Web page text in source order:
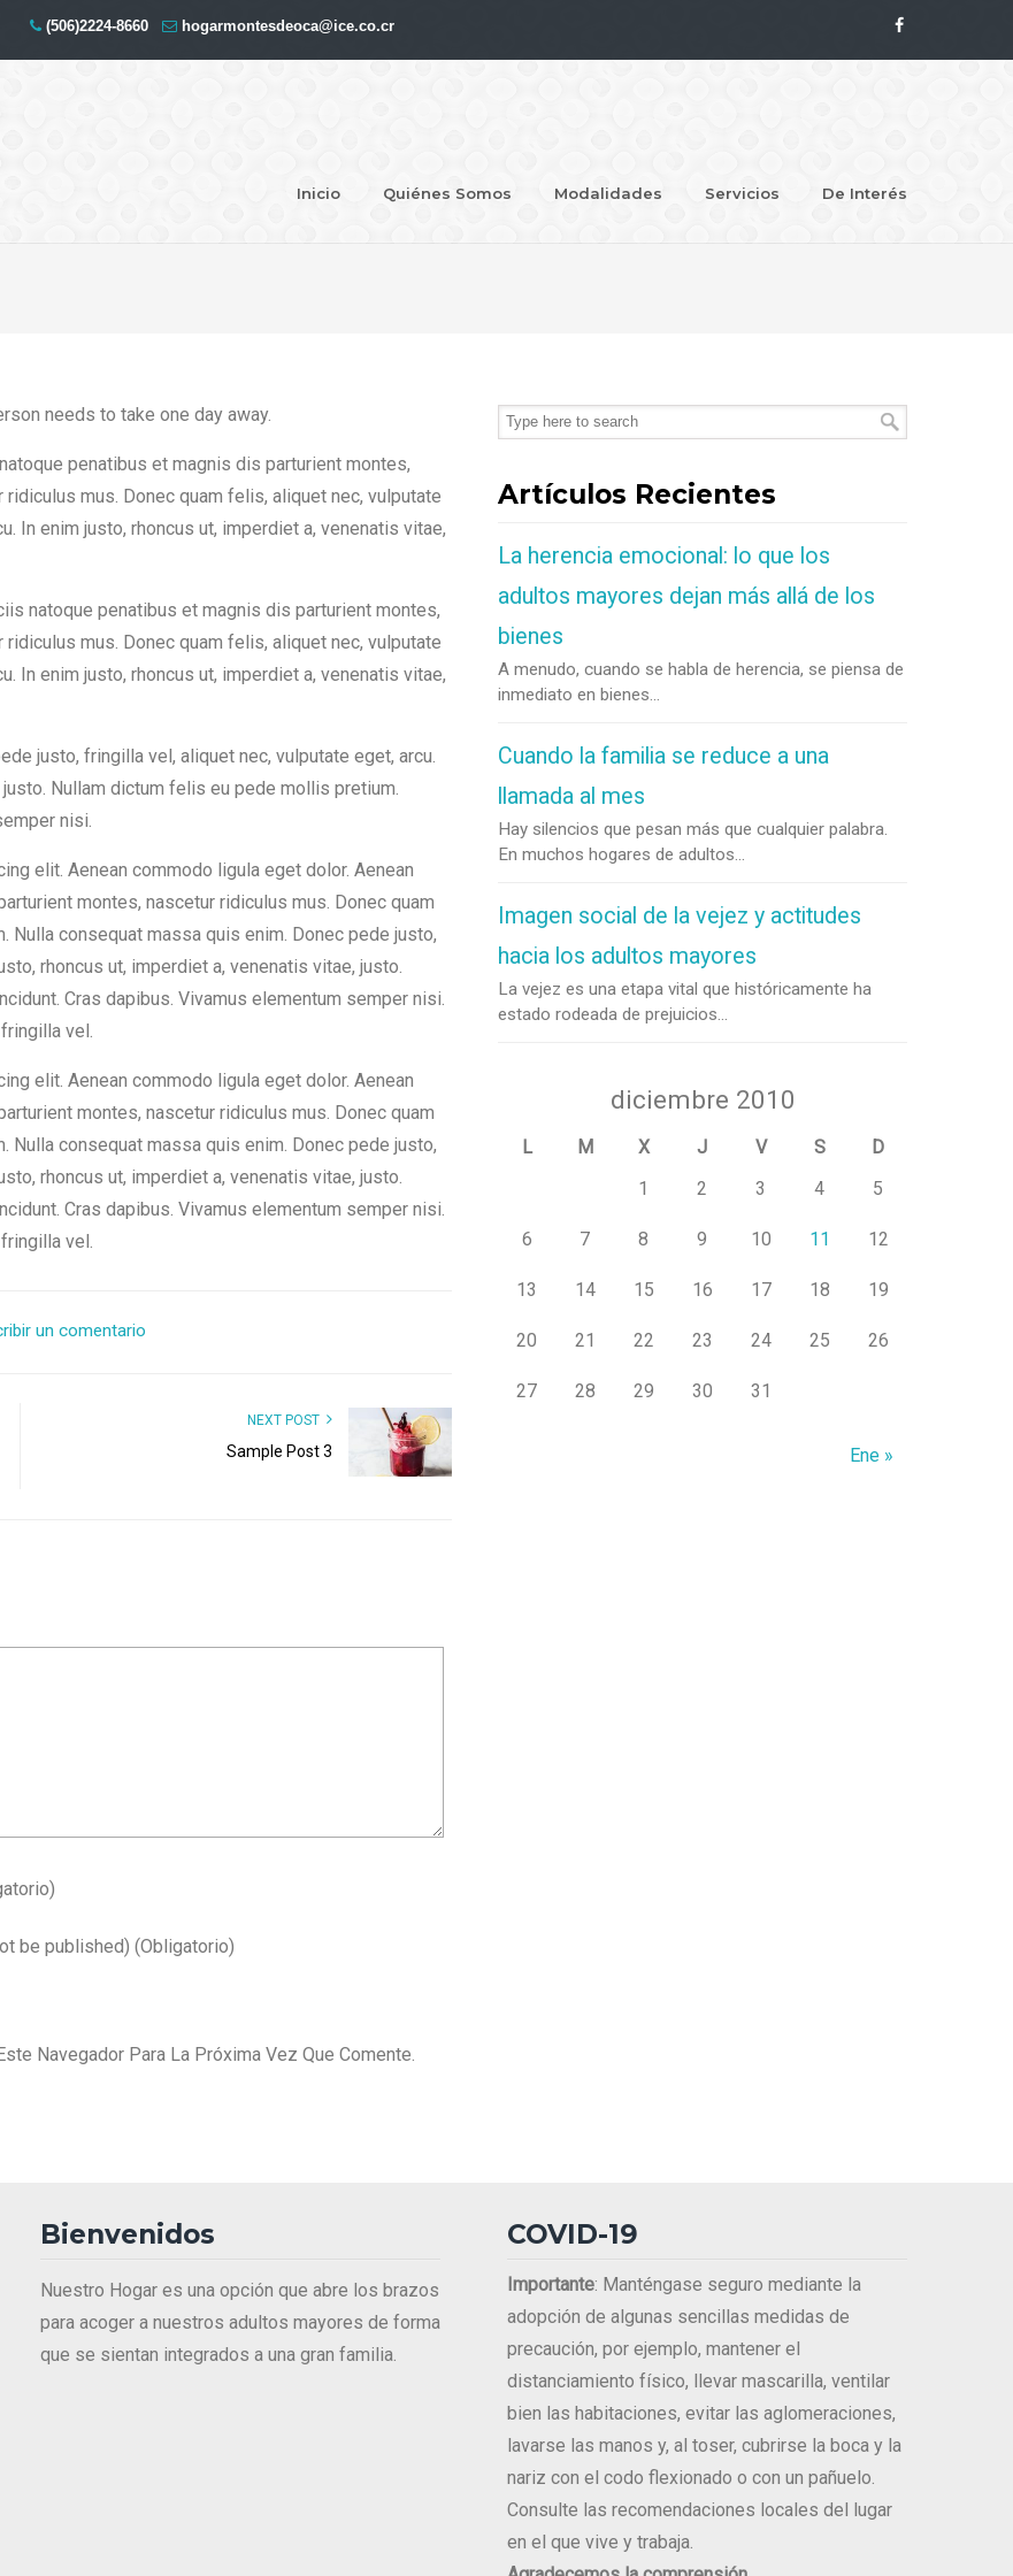
(506)2224-8660 hogarmontesdeoca@ice.co.cr
Inicio Quiénes Somos Modalidades Servicios
De Interés
needs to take one day away.
penatibus et magnis dis parturient montes,
ridiculus mus. Donec quam felis, aliquet nec, vulputate
In enim justo, rhoncus ut, imperdiet a, venenatis vitae,
natoque penatibus et magnis dis parturient montes,
ridiculus mus. Donec quam felis, aliquet nec, vulputate
In enim justo, rhoncus ut, imperdiet a, venenatis vitae,
justo, fringilla vel, aliquet nec, vulputate eget, arcu.
Nullam dictum felis eu pede mollis pretium.
nisi.
elit. Aenean commodo ligula eget dolor. Aenean
montes, nascetur ridiculus mus. Donec quam
consequat massa quis enim. Donec pede justo,
rhoncus ut, imperdiet a, venenatis vitae, justo.
Cras dapibus. Vivamus elementum semper nisi.
vel.
elit. Aenean commodo ligula eget dolor. Aenean
montes, nascetur ridiculus mus. Donec quam
consequat massa quis enim. Donec pede justo,
rhoncus ut, imperdiet a, venenatis vitae, justo.
Cras dapibus. Vivamus elementum semper nisi.
vel.
un comentario
NEXT POST
Sample Post 3
be published) (obligatorio)
Navegador Para La Próxima Vez Que Comente.
Artículos Recientes
La herencia emocional: lo que los
adultos mayores dejan más allá de los
bienes
A menudo, cuando se habla de herencia, se piensa de
inmediato en bienes...
Cuando la familia se reduce a una
llamada al mes
Hay silencios que pesan más que cualquier palabra.
En muchos hogares de adultos...
Imagen social de la vejez y actitudes
hacia los adultos mayores
La vejez es una etapa vital que históricamente ha
estado rodeada de prejuicios...
diciembre 2010
L M X J V S
D
1
2 3 4 5
6 7 8 9 10 11 12
13 14 15 16 17 18 19
20 21 22 23 24 25 26
27 28 29 30 31
Ene »
Bienvenidos
Nuestro Hogar es una opción que abre los brazos
para acoger a nuestros adultos mayores de forma
que se sientan integrados a una gran familia.
COVID-19
Importante: Manténgase seguro mediante la
adopción de algunas sencillas medidas de
precaución, por ejemplo, mantener el
distanciamiento físico, llevar mascarilla, ventilar
bien las habitaciones, evitar las aglomeraciones,
lavarse las manos y, al toser, cubrirse la boca y la
nariz con el codo flexionado o con un pañuelo.
Consulte las recomendaciones locales del lugar
en el que vive y trabaja.